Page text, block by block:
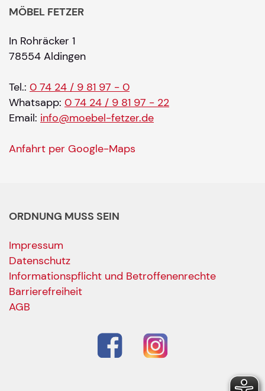
MÖBEL FETZER
In Rohräcker 1
78554 Aldingen
Tel.: 0 74 24 / 9 81 97 - 0
Whatsapp: 0 74 24 / 9 81 97 - 22
Email: info@moebel-fetzer.de
Anfahrt per Google-Maps
ORDNUNG MUSS SEIN
Impressum
Datenschutz
Informationspflicht und Betroffenenrechte
Barrierefreiheit
AGB